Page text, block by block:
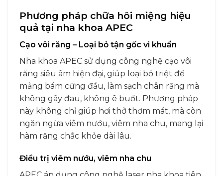
Phương pháp chữa hôi miệng hiệu
quả tại nha khoa APEC
Cạo vôi răng – Loại bỏ tận gốc vi khuẩn
Nha khoa APEC sử dụng công nghệ cạo vôi
răng siêu âm hiện đại, giúp loại bỏ triệt để
mảng bám cứng đầu, làm sạch chân răng mà
không gây đau, không ê buốt. Phương pháp
này không chỉ giúp hơi thở thơm mát, mà còn
ngăn ngừa viêm nướu, viêm nha chu, mang lại
hàm răng chắc khỏe dài lâu.
Điều trị viêm nướu, viêm nha chu